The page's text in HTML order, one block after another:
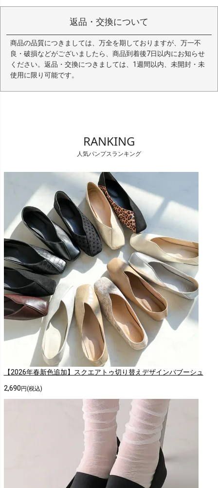
返品・交換について
商品の品質につきましては、万全を期しておりますが、万一不
良・破損などがございましたら、商品到着後7日以内にお知らせ
ください。返品・交換につきましては、1週間以内、未開封・未
使用に限り可能です。
RANKING
人気パンプスランキング
【2026年春新色追加】スクエアトゥ切り替えデザインバブーシュ
2,690 円(税込)